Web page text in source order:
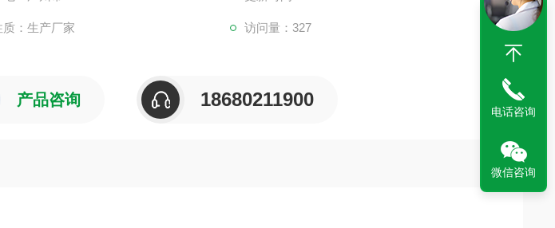
质：生产厂家 访问量：327
产品咨询 18680211900
电话咨询
微信咨询